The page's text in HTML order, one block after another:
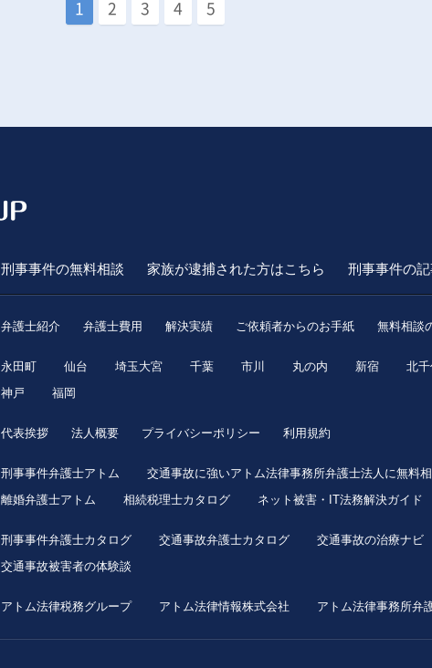
1 2 3 4 5
刑事事件の無料相談 家族が逮捕された方はこちら 刑事事件の
弁護士紹介 弁護士費用 解決実績 ご依頼者からのお手紙 無料相談
永田町 仙台 埼玉大宮 千葉 市川 丸の内 新宿 北千
神戸
福岡
代表挨拶 法人概要 プライバシーポリシー 利用規約
刑事事件弁護士アトム 交通事故に強いアトム法律事務所弁護士法人に無料
離婚弁護士アトム
相続税理士カタログ ネット被害・IT法務解決ガイド
刑事事件弁護士カタログ 交通事故弁護士カタログ 交通事故の治療ナビ
交通事故被害者の体験談
アトム法律税務グループ アトム法律情報株式会社 アトム法律事務所弁